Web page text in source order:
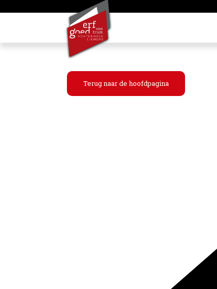
Terug naar de hoofdpagina